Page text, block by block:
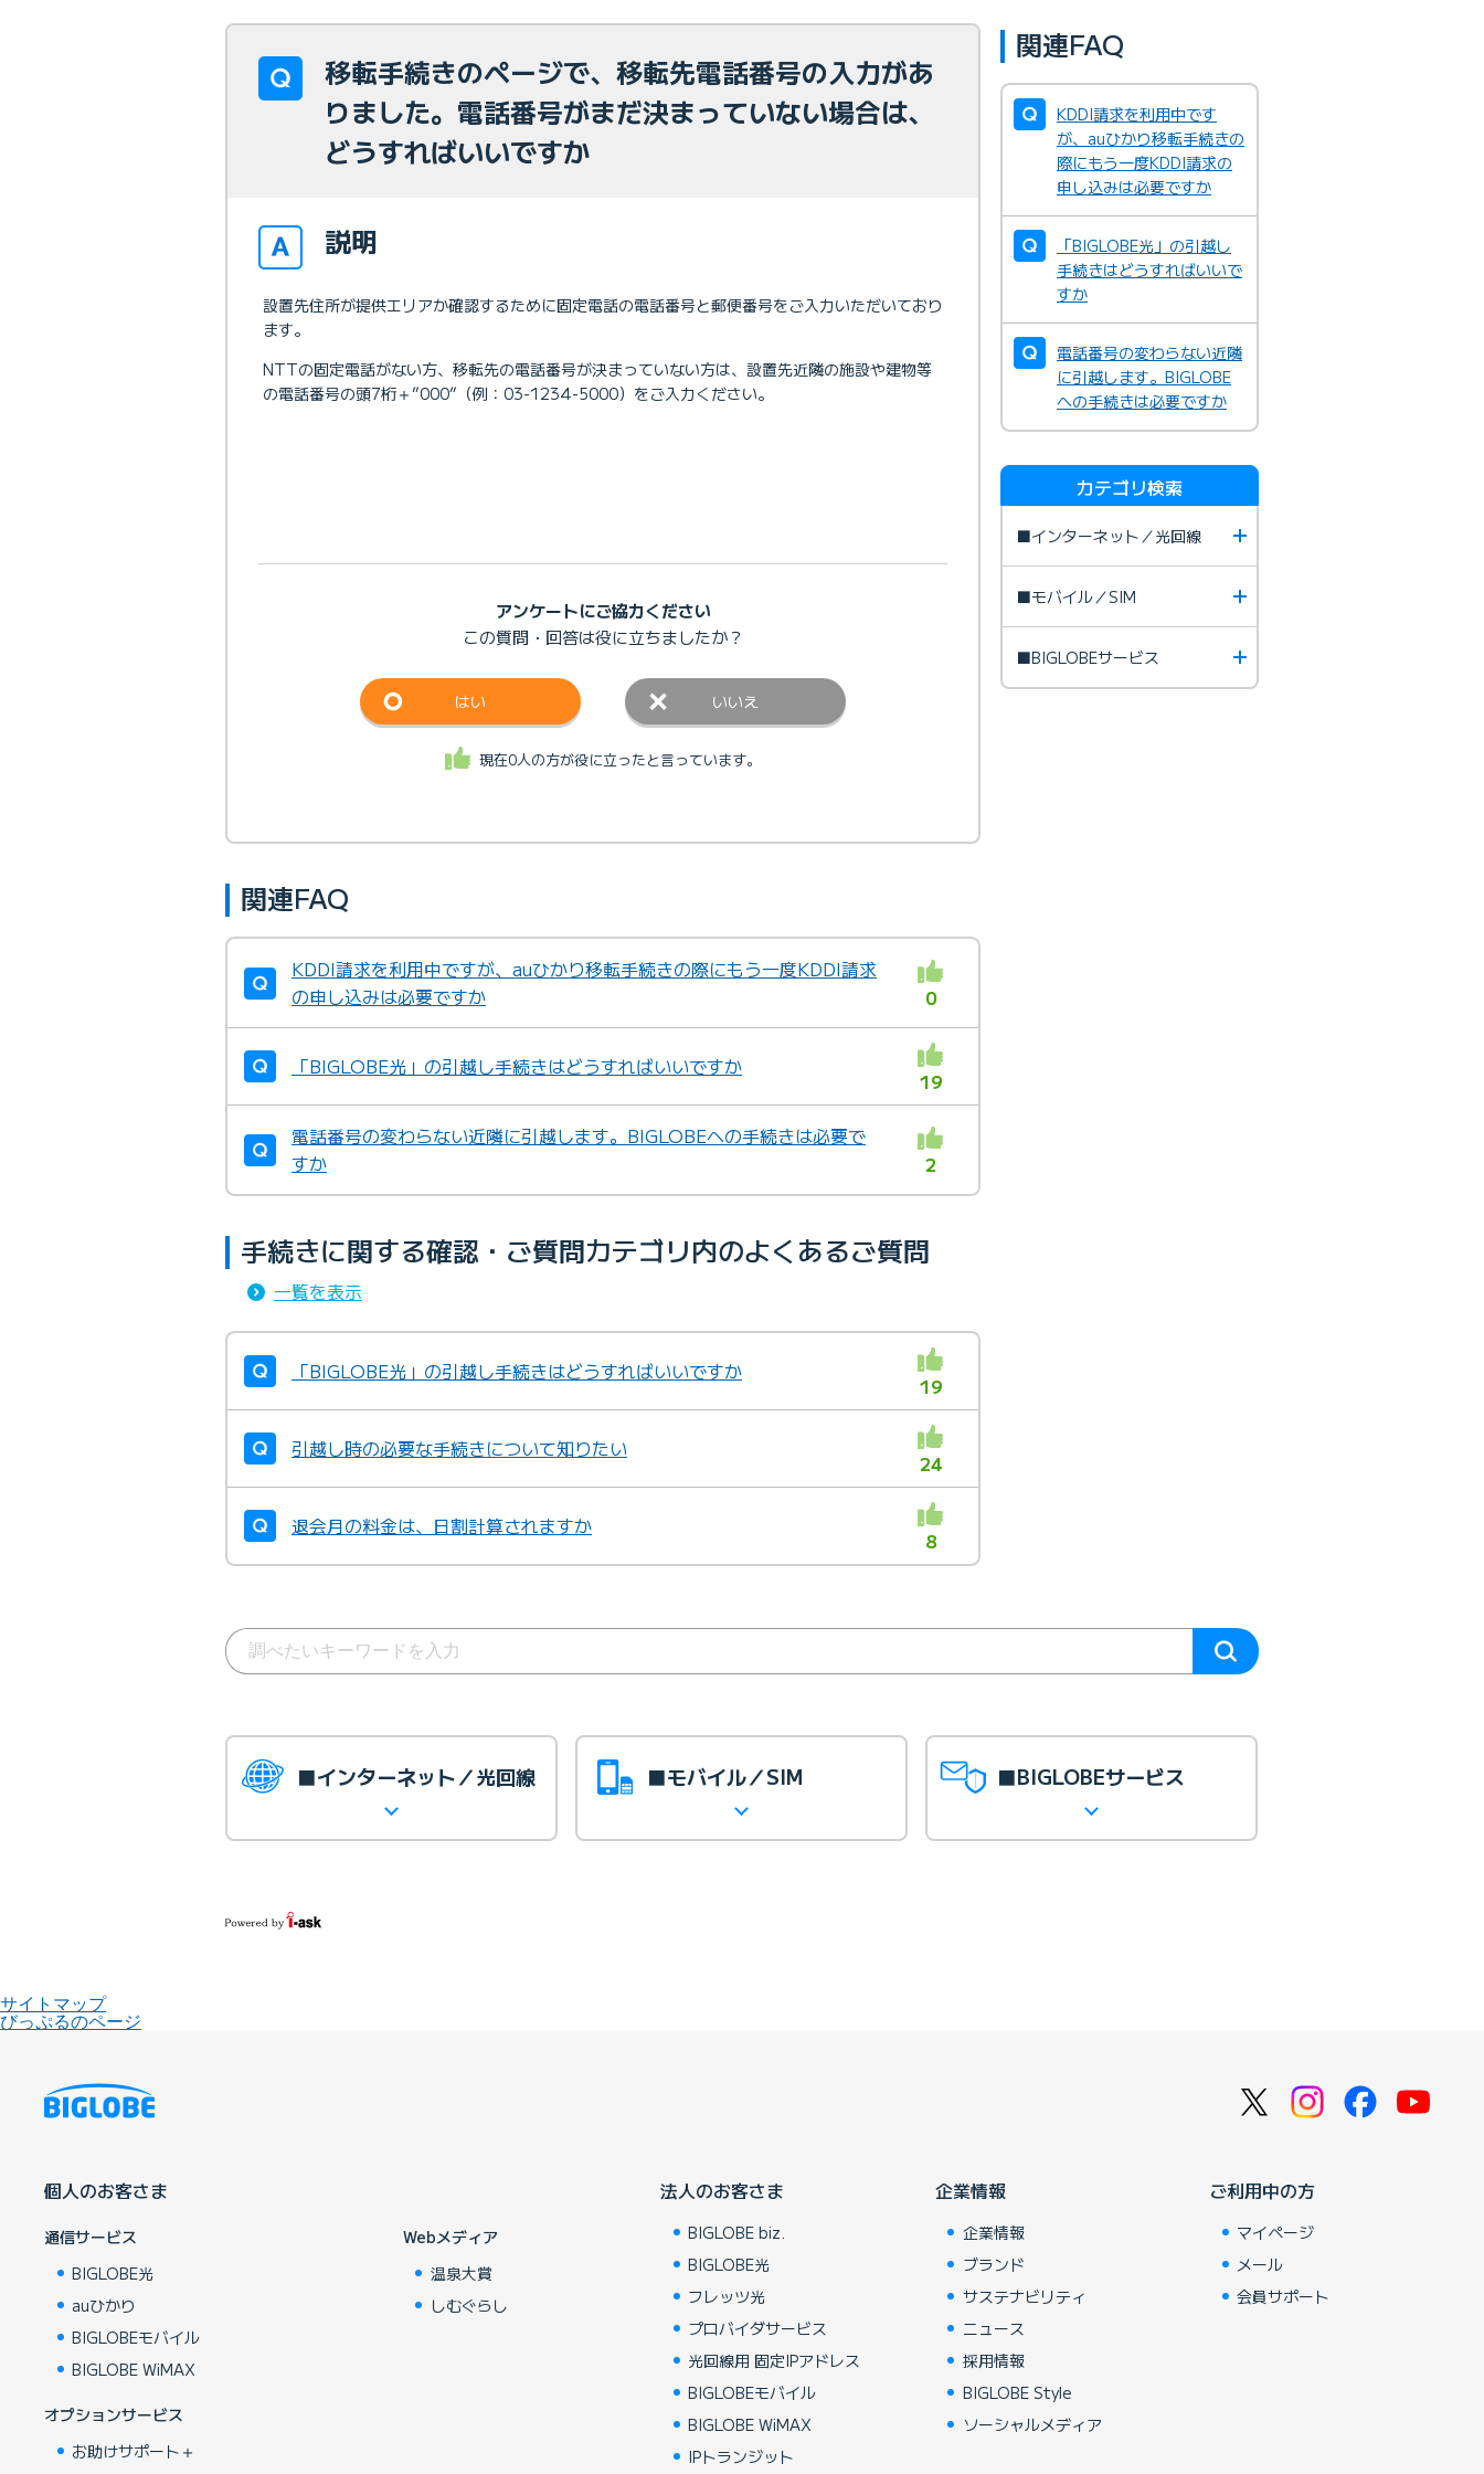
移転手続きのページで、移転先電話番号の入力があ
りました。電話番号がまだ決まっていない場合は、
どうすればいいですか
説明
設置先住所が提供エリアか確認するために固定電話の電話番号と郵便番号をご入力いただいており
ます。
NTTの固定電話がない方、移転先の電話番号が決まっていない方は、設置先近隣の施設や建物等
の電話番号の頭7桁＋”000”（例：03-1234-5000）をご入力ください。
アンケートにご協力ください
この質問・回答は役に立ちましたか？
はい いいえ
現在0人の方が役に立ったと言っています。
関連FAQ
KDDI請求を利用中ですが、auひかり移転手続きの際にもう一度KDDI請求
の申し込みは必要ですか
0
「BIGLOBE光」の引越し手続きはどうすればいいですか
19
電話番号の変わらない近隣に引越します。BIGLOBEへの手続きは必要で
すか
2
手続きに関する確認・ご質問カテゴリ内のよくあるご質問
一覧を表示
「BIGLOBE光」の引越し手続きはどうすればいいですか
19
引越し時の必要な手続きについて知りたい
24
退会月の料金は、日割計算されますか
8
関連FAQ
KDDI請求を利用中です
が、auひかり移転手続きの
際にもう一度KDDI請求の
申し込みは必要ですか
「BIGLOBE光」の引越し
手続きはどうすればいいで
すか
電話番号の変わらない近隣
に引越します。BIGLOBE
への手続きは必要ですか
カテゴリ検索
■インターネット／光回線
■モバイル／SIM
■BIGLOBEサービス
■インターネット／光回線 ■モバイル／SIM ■BIGLOBEサービス
サイトマップ
びっぷるのページ
個人のお客さま
通信サービス
BIGLOBE光
auひかり
BIGLOBEモバイル
BIGLOBE WiMAX
オプションサービス
お助けサポート＋
Webメディア
温泉大賞
しむぐらし
法人のお客さま
BIGLOBE biz.
BIGLOBE光
フレッツ光
プロバイダサービス
光回線用 固定IPアドレス
BIGLOBEモバイル
BIGLOBE WiMAX
IPトランジット
企業情報
企業情報
ブランド
サステナビリティ
ニュース
採用情報
BIGLOBE Style
ソーシャルメディア
ご利用中の方
マイページ
メール
会員サポート